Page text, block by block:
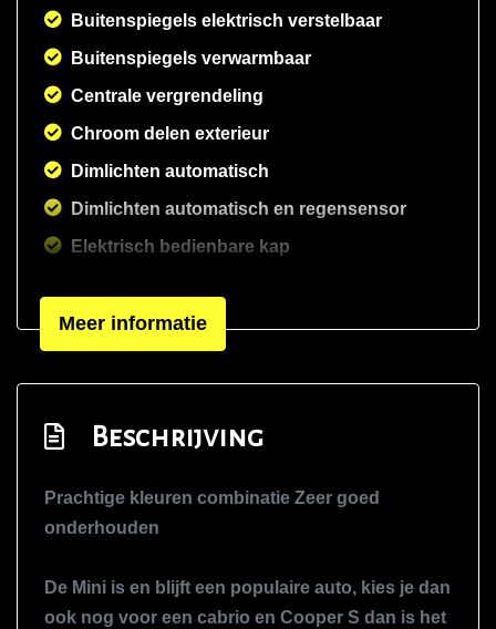
Buitenspiegels elektrisch verstelbaar
Buitenspiegels verwarmbaar
Centrale vergrendeling
Chroom delen exterieur
Dimlichten automatisch
Dimlichten automatisch en regensensor
Elektrisch bedienbare kap
Led koplampen
Metaalkleur
Ruitensproeiers/wisserbladen verwarmbaar
Sportonderstel
Sportvelgen
Meer informatie
Beschrijving
Prachtige kleuren combinatie Zeer goed
onderhouden
De Mini is en blijft een populaire auto, kies je dan
ook nog voor een cabrio en Cooper S dan is het